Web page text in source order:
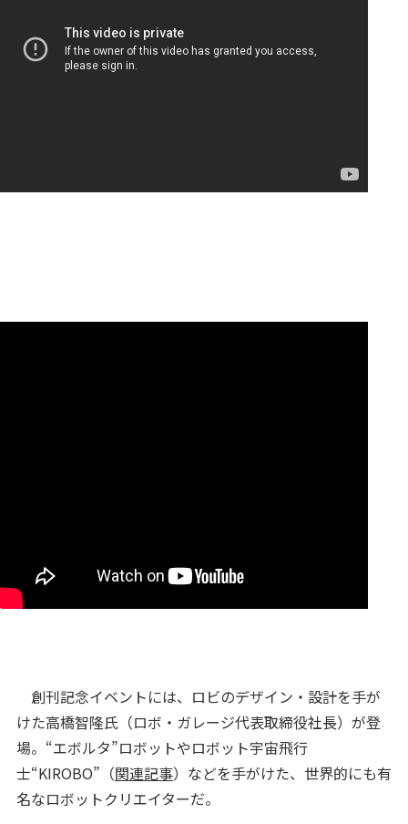
創刊記念イベントには、ロビのデザイン・設計を手が
けた高橋智隆氏（ロボ・ガレージ代表取締役社長）が登
場。“エボルタ”ロボットやロボット宇宙飛行
士“KIROBO”（関連記事）などを手がけた、世界的にも有
名なロボットクリエイターだ。